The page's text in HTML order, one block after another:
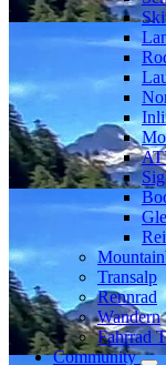
Transalp
Rennrad
Wandern
Fahrrad
Community